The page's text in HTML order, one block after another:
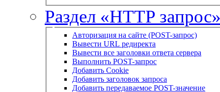
Раздел «HTTP
Авторизация на сайте (POST-запрос)
Вывести URL редиректа
Вывести все заголовки ответа сервера
Выполнить POST-запрос
Добавить Cookie
Добавить заголовок запроса
Добавить передаваемое POST-значение